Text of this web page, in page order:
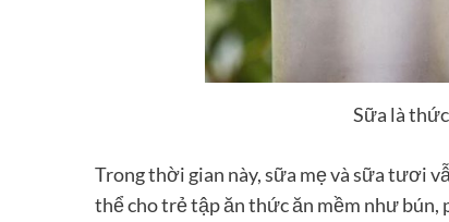
Sữa là
Trong thời gian này, sữa mẹ và sữa tươi
thể cho trẻ tập ăn thức ăn mềm như bún,